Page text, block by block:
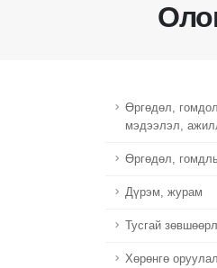
Өргөдөл,
мэдээлэл,
Өргөдөл,
Дүрэм, журам
Тусгай
Хөрөнгө